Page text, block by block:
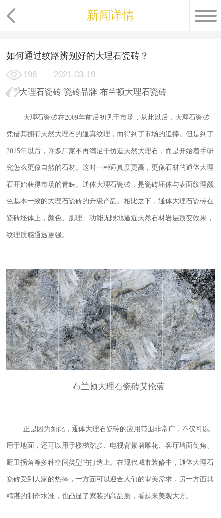
新闻详情
如何通过纹路辨别好的大理石瓷砖？
196
2021-03-19
大理石瓷砖 瓷砖品牌 布兰顿大理石瓷砖
大理石瓷砖在2009年前后初见于市场，从此以后，大理石瓷砖
凭借其拥有天然大理石的逼真纹理，而得到了市场的追捧。但是到了
2015年以后，许多厂家不再满足于仿造天然大理石，而是开始着手研
究怎么更像自然的石材。这时一种逼真度更高，更像石材的通体大理
石开始获得市场的青睐。通体大理石瓷砖，是瓷砖坯体与表面纹理颜
色基本一致的大理石瓷砖的升级产品。相比之下，通体大理石瓷砖在
瓷砖坯体上，颜色、肌理、功能无限地逼近天然石材岩层质变效果，
纹理质感通透更强。
布兰顿大理石瓷砖艾伦蓝
正是因为如此，通体大理石瓷砖的应用范围非常广，不仅可以
用于地面，还可以用于楼梯踏步、电视背景墙雕花、客厅墙面倒角、
厨卫拐角等多种空间类型的打造上。在现代城市装修中，通体大理石
瓷砖受到大家的热捧，一方面可以迎合人们的审美需求，另一方面其
精湛的制作水准，也凸显了家装的高品质，看起来美观大方。